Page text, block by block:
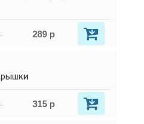
289 р
315 р